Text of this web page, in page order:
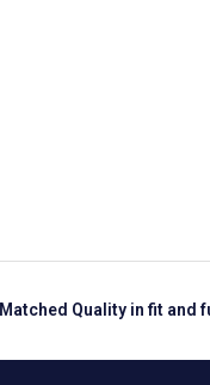
Matched Quality in fit and